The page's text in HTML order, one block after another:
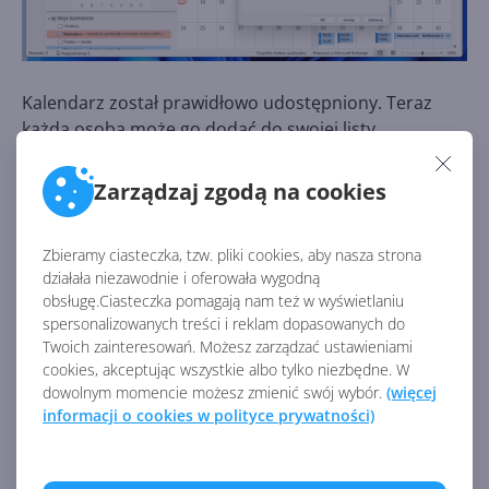
Zarządzaj zgodą na cookies
Zbieramy ciasteczka, tzw. pliki cookies, aby nasza strona
działała niezawodnie i oferowała wygodną
obsługę.Ciasteczka pomagają nam też w wyświetlaniu
spersonalizowanych treści i reklam dopasowanych do
Twoich zainteresowań. Możesz zarządzać ustawieniami
cookies, akceptując wszystkie albo tylko niezbędne. W
dowolnym momencie możesz zmienić swój wybór. (więcej
informacji o cookies w polityce prywatności)
Kalendarz został prawidłowo udostępniony. Teraz
każda osoba może go dodać do swojej listy
kalendarzy tak, aby mieć stały podgląd na zapisane
wydarzenia.
aplikacji Outlook?
Wewnątrz modułuKalendarzkliknij przycisk
Dodaj kalendarz.
Wybierz pozycjęOtwórz kalendarz
udostępniony.
otworzyć lub wybierz tę osobę z listy, klikając